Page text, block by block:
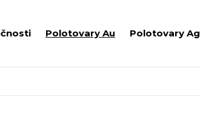
Polotovary Au Polotovary Ag